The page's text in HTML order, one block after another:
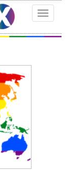
Toggle